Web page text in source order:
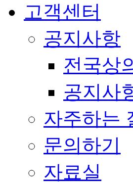
고객센터
공지사항
전국상
공지사
자주하는
문의하기
자료실